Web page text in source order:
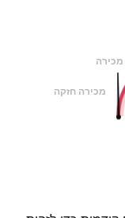
מכירה
מכירה חזקה